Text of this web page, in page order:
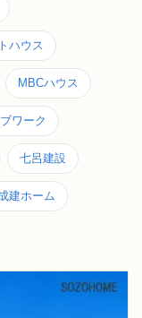
ハウス
MBCハウス
ワーク
七呂建設
建ホーム